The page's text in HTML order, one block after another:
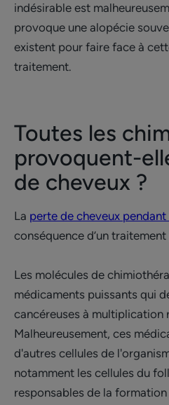
indésirable est
provoque une alopécie
existent pour faire face à
traitement.
Toutes les
provoquent-
de cheveux ?
La perte de cheveux pendant
conséquence d’un
Les molécules de
médicaments puissants qui
cancéreuses à multiplication
Malheureusement, ces
d'autres cellules de
notamment les cellules du
responsables de la formation